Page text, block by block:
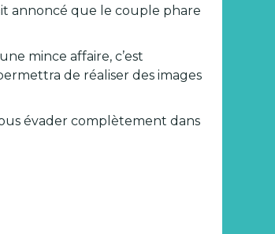
annoncé que le couple phare
mince affaire, c’est
de réaliser des images
évader complètement dans